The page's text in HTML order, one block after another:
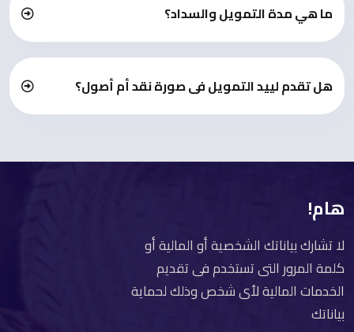
ما هي مدة التمويل والسداد؟
هل تقدم لييد التمويل فى صورة نقد أم أصول؟
هام!
لا تشارك بياناتك الشخصية أو المالية أو
كلمة المرور التى تستخدم فى تقديم
الخدمات المالية لأى شخص وذلك لحماية
بياناتك